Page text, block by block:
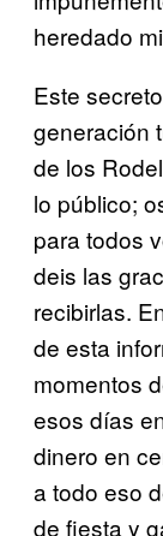
heredado
Este
generación
de los
lo público;
para todos
deis las
recibirlas.
de esta
momentos
esos días
dinero en
a todo eso
de fiesta y